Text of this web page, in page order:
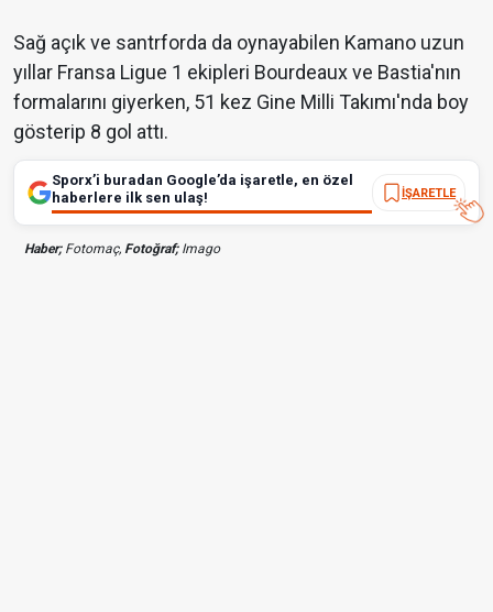
Sağ açık ve santrforda da oynayabilen Kamano uzun
yıllar Fransa Ligue 1 ekipleri Bourdeaux ve Bastia'nın
formalarını giyerken, 51 kez Gine Milli Takımı'nda boy
gösterip 8 gol attı.
Sporx’i buradan Google’da işaretle, en özel
haberlere ilk sen ulaş!
İŞARETLE
Haber;Fotomaç, Fotoğraf;Imago